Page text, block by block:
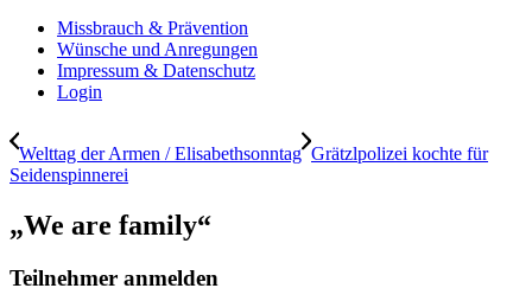
Missbrauch & Prävention
Wünsche und Anregungen
Impressum & Datenschutz
Login
Welttag der Armen / Elisabethsonntag Grätzlpolizei kochte für
Seidenspinnerei
„We are family“
Teilnehmer anmelden